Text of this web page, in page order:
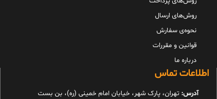
روش‌های ارسال
نحوه‌ی سفارش
قوانین و مقررات
درباره ما
اطلاعات تماس
آدرس: تهران، پارک شهر، خیابان امام خمینی (ره)، بن بست